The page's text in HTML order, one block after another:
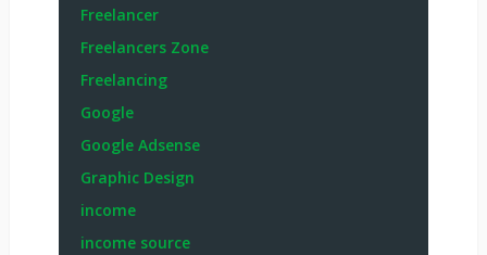
Freelancer
Freelancers Zone
Freelancing
Google
Google Adsense
Graphic Design
income
income source